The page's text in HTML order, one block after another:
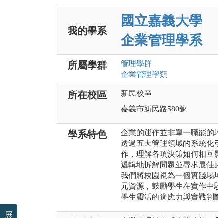
我的學系
國立嘉義大學
企業管理學系
所屬學群 管理學群
企業管理學類
所在校區
新民校區
嘉義市新民路580號
學系特色
企業的運作並非單一職能的
透過五大管理領域的系統化
作，理解各項決策如何相互
邏輯地拆解問題並尋求最佳
我們將校園視為一個實踐場
元資源，鼓勵學生在實作中
學生靈活的適應力與實戰判
展